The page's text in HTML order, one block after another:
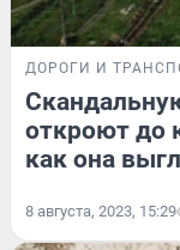
ДОРОГИ И
откроют до
как она
8 августа, 2023, 15:29